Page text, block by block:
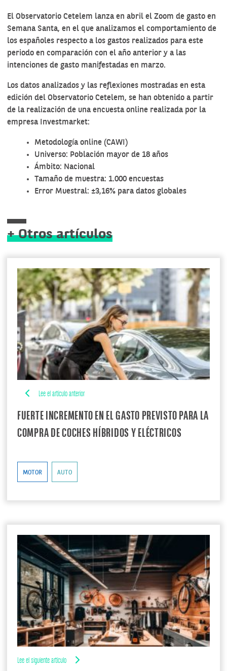
El Observatorio Cetelem lanza en abril el Zoom de gasto en
Semana Santa, en el que analizamos el comportamiento de
los españoles respecto a los gastos realizados para este
periodo en comparación con el año anterior y a las
intenciones de gasto manifestadas en marzo.
Los datos analizados y las reflexiones mostradas en esta
edición del Observatorio Cetelem, se han obtenido a partir
de la realización de una encuesta online realizada por la
empresa Investmarket:
Metodología online (CAWI)
Universo: Población mayor de 18 años
Ámbito: Nacional
Tamaño de muestra: 1.000 encuestas
Error Muestral: ±3,16% para datos globales
+ Otros artículos
Lee el artículo anterior
FUERTE INCREMENTO EN EL GASTO PREVISTO PARA LA
COMPRA DE COCHES HÍBRIDOS Y ELÉCTRICOS
MOTOR AUTO
Lee el siguiente artículo